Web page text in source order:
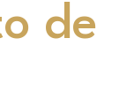
de